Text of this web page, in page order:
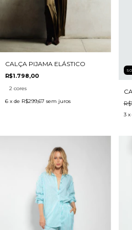
CALÇA PIJAMA ELÁSTICO
R$1.798,00
2 cores
6 x de R$299,67 sem juros
50
3 x